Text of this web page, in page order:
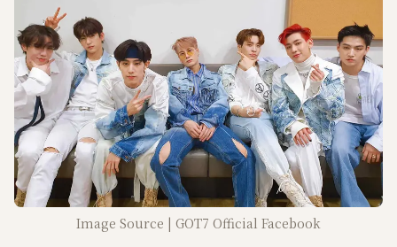
Image Source | GOT7 Official Facebook